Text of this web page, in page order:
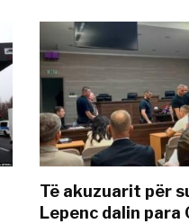
Të akuzuarit për
Lepenc dalin para